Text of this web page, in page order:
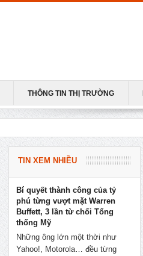
THÔNG TIN THỊ TRƯỜNG
TIN XEM NHIỀU
Bí quyết thành công của tỷ
phú từng vượt mặt Warren
Buffett, 3 lần từ chối Tổng
thống Mỹ
Những ông lớn một thời như
Yahoo!, Motorola… đều từng